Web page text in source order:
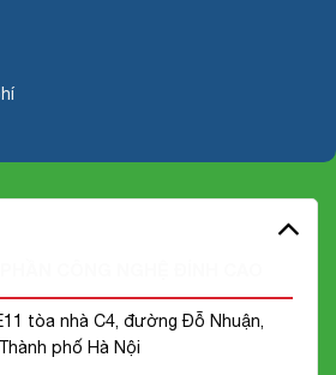
tòa nhà C4, đường Đỗ Nhuận,
phố Hà Nội